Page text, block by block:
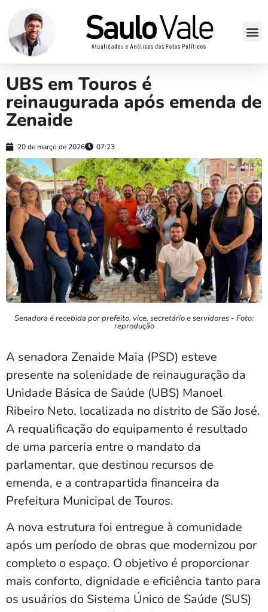
UBS em Touros é
reinaugurada após emenda de
Zenaide
20 de março de 2026 07:23
Senadora é recebida por prefeito, vice, secretário e servidores - Foto:
reprodução
A senadora Zenaide Maia (PSD) esteve
presente na solenidade de reinauguração da
Unidade Básica de Saúde (UBS) Manoel
Ribeiro Neto, localizada no distrito de São José.
A requalificação do equipamento é resultado
de uma parceria entre o mandato da
parlamentar, que destinou recursos de
emenda, e a contrapartida financeira da
Prefeitura Municipal de Touros.
A nova estrutura foi entregue à comunidade
após um período de obras que modernizou por
completo o espaço. O objetivo é proporcionar
mais conforto, dignidade e eficiência tanto para
os usuários do Sistema Único de Saúde (SUS)